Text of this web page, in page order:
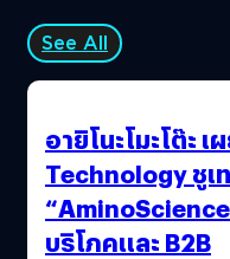
See All
อายิโนะโมะโต๊ะ
Technology ชูเ
บริโภคและ B2B